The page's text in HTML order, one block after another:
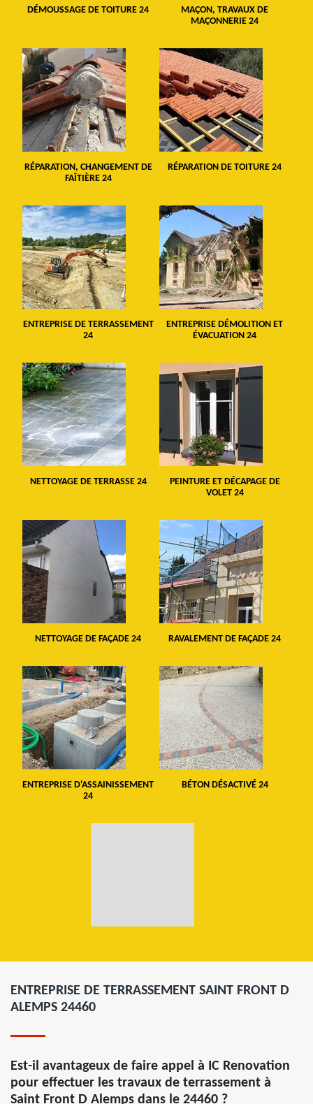
DÉMOUSSAGE DE TOITURE 24
MAÇON, TRAVAUX DE
MAÇONNERIE 24
RÉPARATION, CHANGEMENT DE
FAÎTIÈRE 24
RÉPARATION DE TOITURE 24
ENTREPRISE DE TERRASSEMENT
24
ENTREPRISE DÉMOLITION ET
ÉVACUATION 24
NETTOYAGE DE TERRASSE 24
PEINTURE ET DÉCAPAGE DE
VOLET 24
NETTOYAGE DE FAÇADE 24 RAVALEMENT DE FAÇADE 24
ENTREPRISE D'ASSAINISSEMENT
24
BÉTON DÉSACTIVÉ 24
ENTREPRISE DE TERRASSEMENT SAINT FRONT D
ALEMPS 24460
Est-il avantageux de faire appel à IC Renovation
pour effectuer les travaux de terrassement à
Saint Front D Alemps dans le 24460 ?